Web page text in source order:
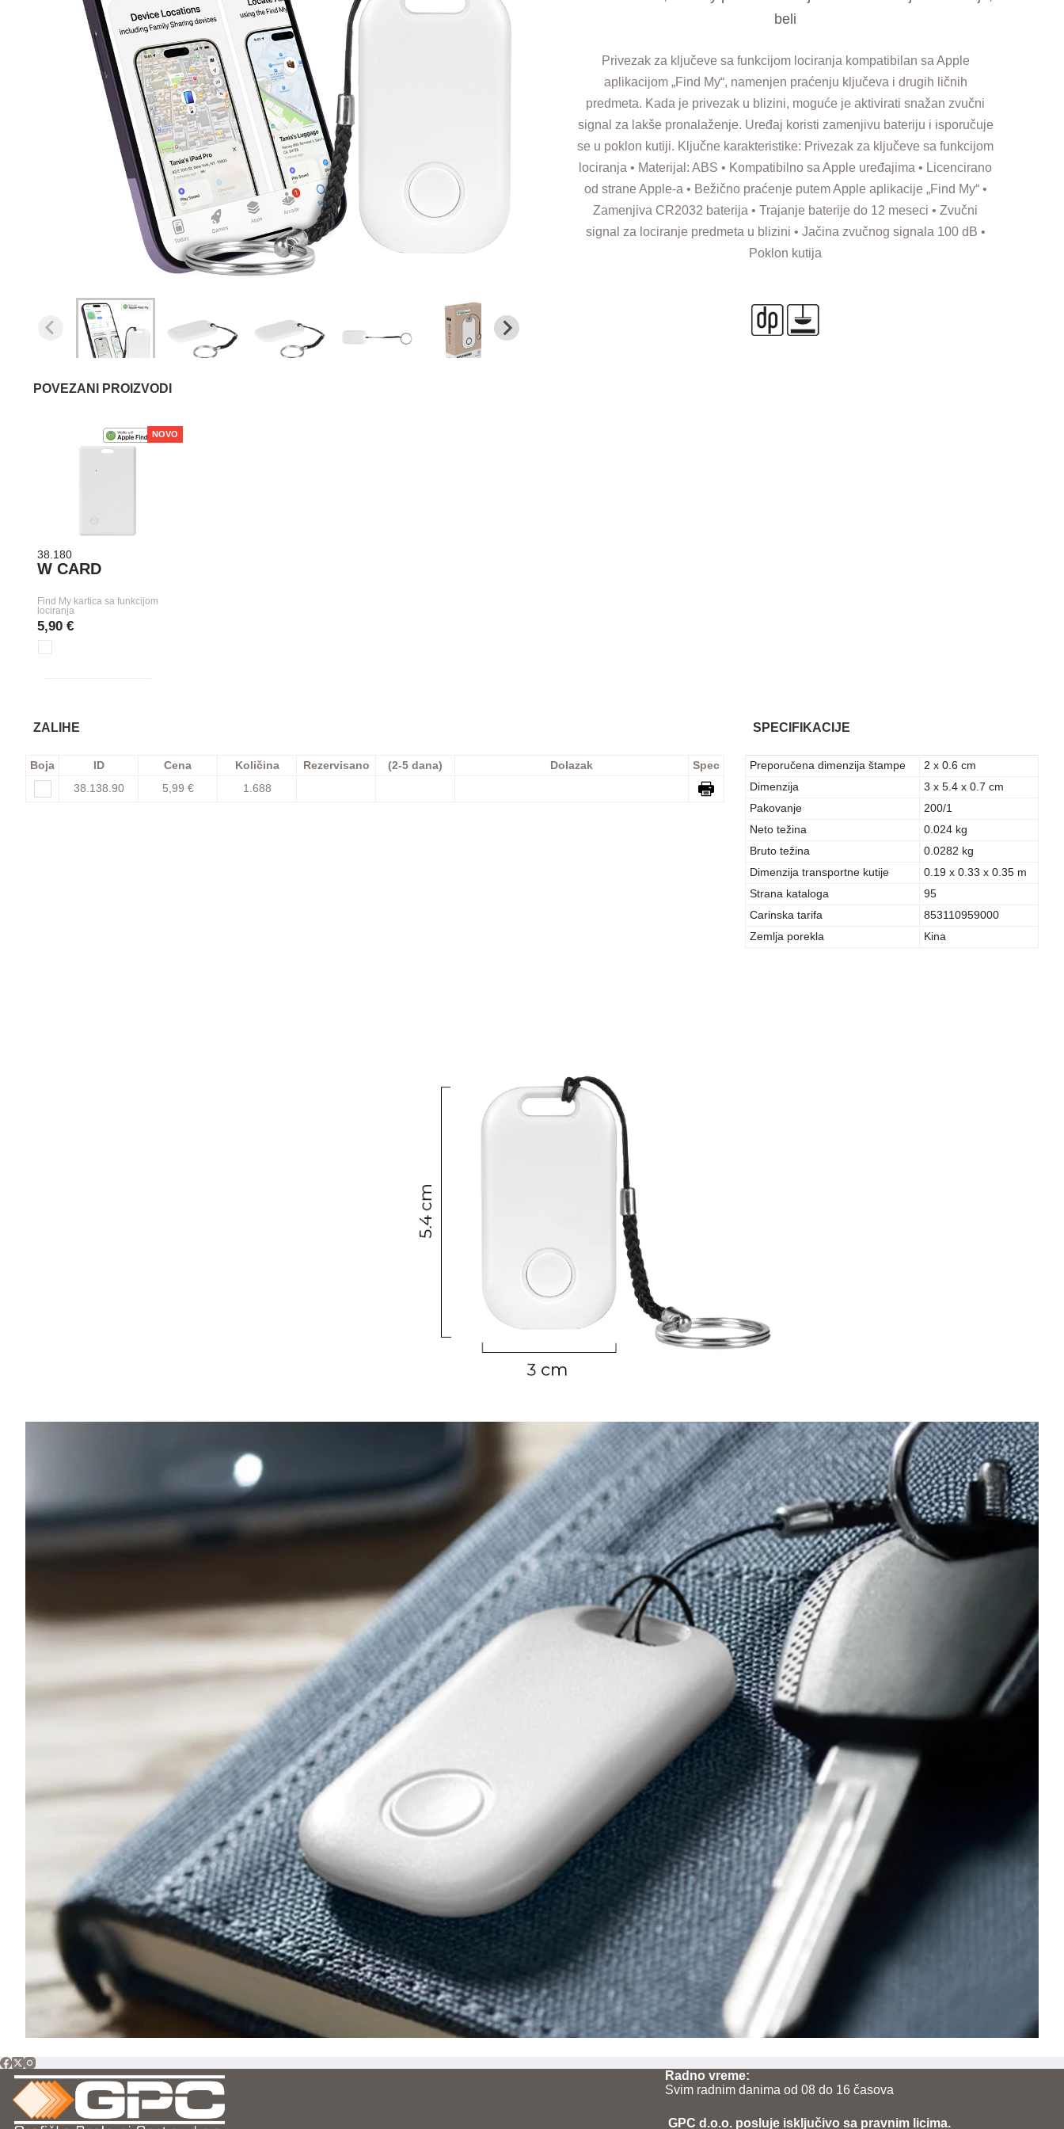
beli
Privezak za ključeve sa funkcijom lociranja kompatibilan sa Apple
aplikacijom „Find My“, namenjen praćenju ključeva i drugih ličnih
predmeta. Kada je privezak u blizini, moguće je aktivirati snažan zvučni
signal za lakše pronalaženje. Uređaj koristi zamenjivu bateriju i isporučuje
se u poklon kutiji. Ključne karakteristike: Privezak za ključeve sa funkcijom
lociranja • Materijal: ABS • Kompatibilno sa Apple uređajima • Licencirano
od strane Apple-a • Bežično praćenje putem Apple aplikacije „Find My“ •
Zamenjiva CR2032 baterija • Trajanje baterije do 12 meseci • Zvučni
signal za lociranje predmeta u blizini • Jačina zvučnog signala 100 dB •
Poklon kutija
POVEZANI PROIZVODI
NOVO
38.180
W CARD
Find My kartica sa funkcijom
lociranja
5,90 €
ZALIHE
Boja ID Cena Količina Rezervisano (2-5 dana) Dolazak
Spec
38.138.90
5,99 € 1.688
SPECIFIKACIJE
Preporučena dimenzija štampe
2 x 0.6 cm
Dimenzija
3 x 5.4 x 0.7 cm
Pakovanje
200/1
Neto težina
0.024 kg
Bruto težina
0.0282 kg
Dimenzija transportne kutije
0.19 x 0.33 x 0.35 m
Strana kataloga
95
Carinska tarifa
853110959000
Zemlja porekla
Kina
Radno vreme:
Svim radnim danima od 08 do 16 časova
GPC d.o.o. posluje isključivo sa pravnim licima.